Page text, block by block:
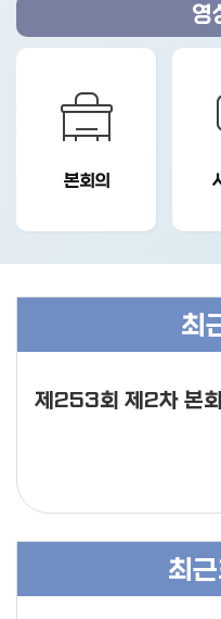
영
본회의
최
제253회 제2차 본
최